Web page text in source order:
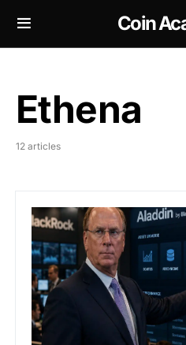
Coin
Ethena
12 articles
BlackRock intègre le